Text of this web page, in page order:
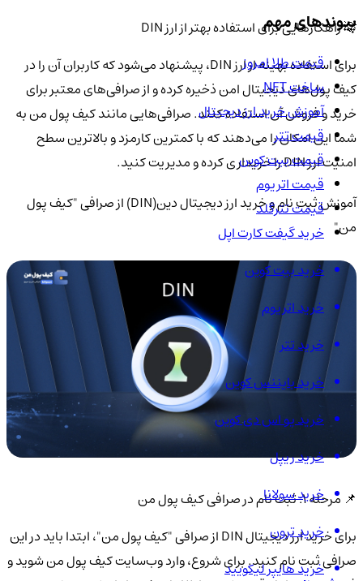
💡 راهکارهایی برای استفاده بهتر از ارز DIN
برای استفاده بهینه از ارز DIN، پیشنهاد می‌شود که کاربران آن را در
کیف پول‌های دیجیتال امن ذخیره کرده و از صرافی‌های معتبر برای
خرید و فروش آن استفاده کنند. صرافی‌هایی مانند کیف پول من به
شما این امکان را می‌دهند که با کمترین کارمزد و بالاترین سطح
امنیت ارز DIN را خریداری کرده و مدیریت کنید.
آموزش ثبت نام و خرید ارز دیجیتال دین(DIN) از صرافی "کیف پول
من"
📌 مرحله 1: ثبت نام در صرافی کیف پول من
برای خرید ارز دیجیتال DIN از صرافی "کیف پول من"، ابتدا باید در این
صرافی ثبت نام کنید. برای شروع، وارد وب‌سایت کیف پول من شوید و
پیوندهای مهم
قیمت طلا امروز
ساخت NFT
آموزش خرید ارز دیجیتال
قیمت تتر
قیمت بیت کوین
قیمت اتریوم
قیمت تترگلد
خرید گیفت کارت اپل
خرید بیت کوین
خرید اتریوم
خرید تتر
خرید بایننس کوین
خرید یو اس دی کوین
خرید ریپل
خرید سولانا
خرید ترون
خرید هایپر لیکویید